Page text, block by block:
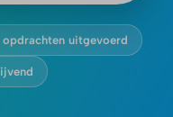
opdrachten uitgevoerd